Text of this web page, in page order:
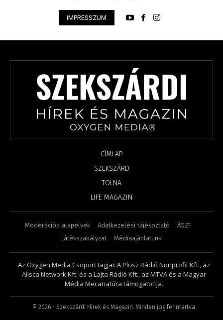
IMPRESSZUM
CÍMLAP
SZEKSZÁRD
TOLNA
LIFE MAGAZIN
Moderációs alapelvek Adatkezelési tájékoztató
ÁSZF
Játékszabályzat
Médiaajánlatunk
Az Oxygen Media Csoport tagjai: A Plusz Rádió Nonprofit Kft., az
Alisca Network Kft. és a Lajta Rádió Kft., az MTVA és a Magyar
Média Mecanatúra támogatottja.
© 2026- Szekszárdi Hírek és Magazin. Minden jog fenntartva.